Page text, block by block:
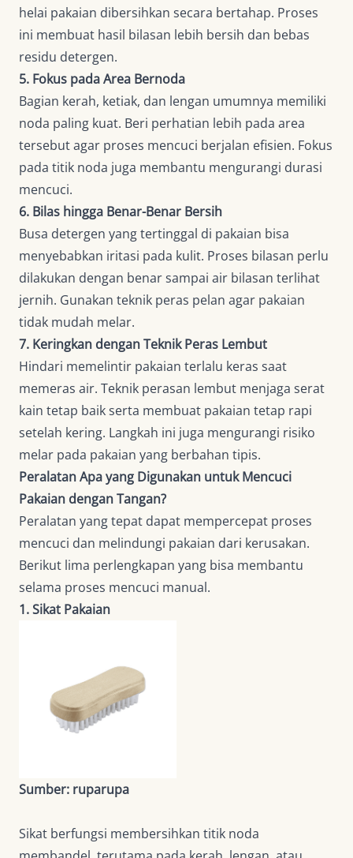
helai pakaian dibersihkan secara bertahap. Proses
ini membuat hasil bilasan lebih bersih dan bebas
residu detergen.
5. Fokus pada Area Bernoda
Bagian kerah, ketiak, dan lengan umumnya memiliki
noda paling kuat. Beri perhatian lebih pada area
tersebut agar proses mencuci berjalan efisien. Fokus
pada titik noda juga membantu mengurangi durasi
mencuci.
6. Bilas hingga Benar-Benar Bersih
Busa detergen yang tertinggal di pakaian bisa
menyebabkan iritasi pada kulit. Proses bilasan perlu
dilakukan dengan benar sampai air bilasan terlihat
jernih. Gunakan teknik peras pelan agar pakaian
tidak mudah melar.
7. Keringkan dengan Teknik Peras Lembut
Hindari memelintir pakaian terlalu keras saat
memeras air. Teknik perasan lembut menjaga serat
kain tetap baik serta membuat pakaian tetap rapi
setelah kering. Langkah ini juga mengurangi risiko
melar pada pakaian yang berbahan tipis.
Peralatan Apa yang Digunakan untuk Mencuci
Pakaian dengan Tangan?
Peralatan yang tepat dapat mempercepat proses
mencuci dan melindungi pakaian dari kerusakan.
Berikut lima perlengkapan yang bisa membantu
selama proses mencuci manual.
1. Sikat Pakaian
Sumber: ruparupa
Sikat berfungsi membersihkan titik noda